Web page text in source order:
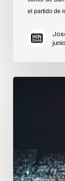
el partido de
y
es